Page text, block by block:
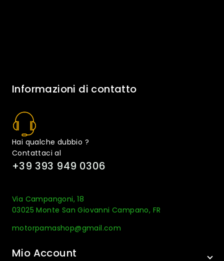
Informazioni di contatto
Hai qualche dubbio ?
Contattaci al
+39 393 949 0306
Via Campangoni, 18
03025 Monte San Giovanni Campano, FR
motorpamashop@gmail.com
Mio Account